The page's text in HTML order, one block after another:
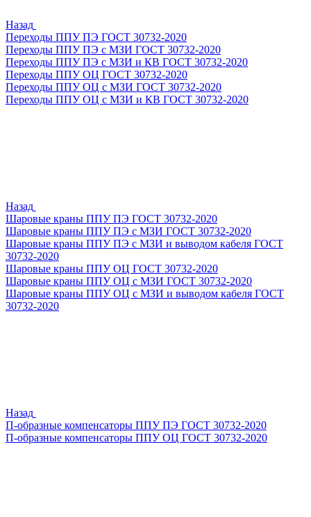
Назад
Переходы ППУ ПЭ ГОСТ 30732-2020
Переходы ППУ ПЭ с МЗИ ГОСТ 30732-2020
Переходы ППУ ПЭ с МЗИ и КВ ГОСТ 30732-2020
Переходы ППУ ОЦ ГОСТ 30732-2020
Переходы ППУ ОЦ с МЗИ ГОСТ 30732-2020
Переходы ППУ ОЦ с МЗИ и КВ ГОСТ 30732-2020
Назад
Шаровые краны ППУ ПЭ ГОСТ 30732-2020
Шаровые краны ППУ ПЭ с МЗИ ГОСТ 30732-2020
Шаровые краны ППУ ПЭ с МЗИ и выводом кабеля ГОСТ
30732-2020
Шаровые краны ППУ ОЦ ГОСТ 30732-2020
Шаровые краны ППУ ОЦ с МЗИ ГОСТ 30732-2020
Шаровые краны ППУ ОЦ с МЗИ и выводом кабеля ГОСТ
30732-2020
Назад
П-образные компенсаторы ППУ ПЭ ГОСТ 30732-2020
П-образные компенсаторы ППУ ОЦ ГОСТ 30732-2020